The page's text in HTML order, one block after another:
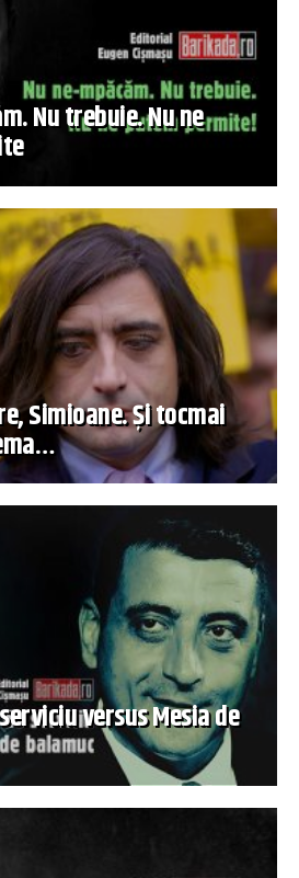
Nu trebuie. Nu ne
Simioane. Și tocmai
versus Mesia de